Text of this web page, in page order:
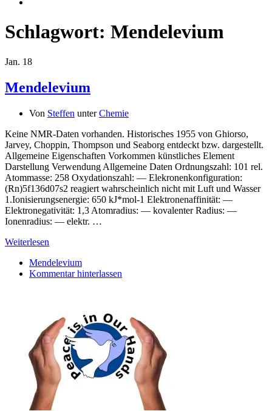
Schlagwort: Mendelevium
Jan. 18
Mendelevium
Von Steffen unterChemie
Keine NMR-Daten vorhanden. Historisches 1955 von Ghiorso,
Jarvey, Choppin, Thompson und Seaborg entdeckt bzw. dargestellt.
Allgemeine Eigenschaften Vorkommen künstliches Element
Darstellung Verwendung Allgemeine Daten Ordnungszahl: 101 rel.
Atommasse: 258 Oxydationszahl: — Elekronenkonfiguration:
(Rn)5f136d07s2 reagiert wahrscheinlich nicht mit Luft und Wasser
1.Ionisierungsenergie: 650 kJ*mol-1 Elektronenaffinität: —
Elektronegativität: 1,3 Atomradius: — kovalenter Radius: —
Ionenradius: — elektr. …
Weiterlesen
Mendelevium
Kommentar hinterlassen